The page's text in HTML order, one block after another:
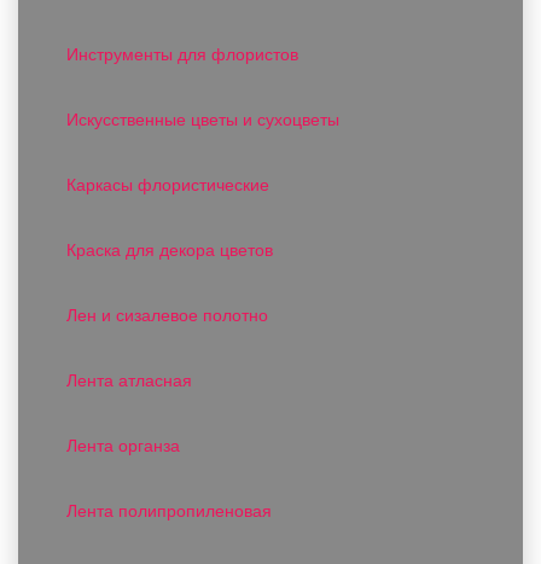
Инструменты для флористов
Искусственные цветы и сухоцветы
Каркасы флористические
Краска для декора цветов
Лен и сизалевое полотно
Лента атласная
Лента органза
Лента полипропиленовая